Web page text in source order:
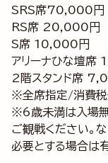
SRS席70,000円
RS席 20,000円
S席 10,000円
アリーナひな壇席
2階スタンド席
※全席指定/消費税
※6歳未満は入場無
ご観戦ください。
必要とする場合は